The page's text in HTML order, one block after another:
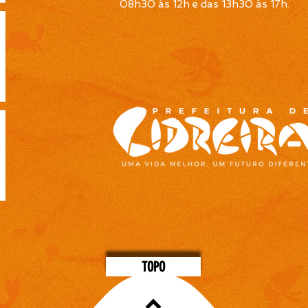
08h30 às 12h e das 13h30 às 17h.
TOPO